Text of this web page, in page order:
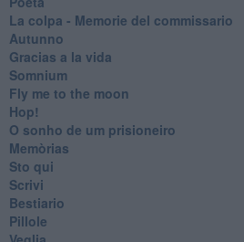
​La colpa - Memorie del commissario
Autunno
Gracias a la vida
Somnium
Fly me to the moon
Hop!
O sonho de um prisioneiro
Memòrias
Sto qui
Scrivi
Bestiario
Pillole